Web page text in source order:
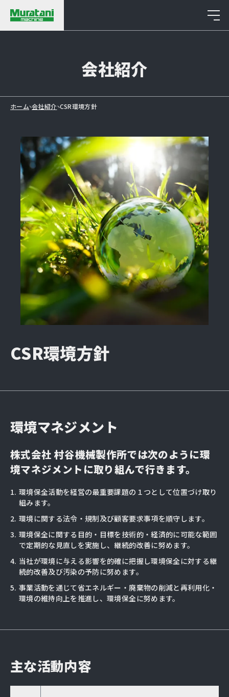
会社紹介
Company
ホーム 会社紹介 CSR環境方針
CSR環境方針
環境マネジメント
株式会社 村谷機械製作所では次のように環
境マネジメントに取り組んで行きます。
1. 環境保全活動を経営の最重要課題の１つとして位置づけ取り
組みます。
2. 環境に関する法令・規制及び顧客要求事項を順守します。
3. 環境保全に関する目的・目標を技術的・経済的に可能な範囲
で定期的な見直しを実施し、継続的改善に努めます。
4. 当社が環境に与える影響を的確に把握し環境保全に対する継
続的改善及び汚染の予防に努めます。
5. 事業活動を通じて省エネルギー・廃棄物の削減と再利用化・
環境の維持向上を推進し、環境保全に努めます。
主な活動内容